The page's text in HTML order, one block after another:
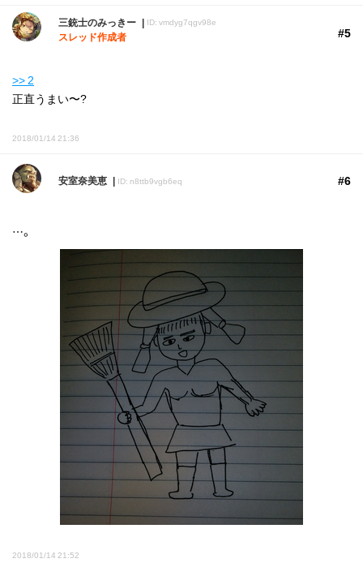
三銃士のみっきー ID: vmdyg7qgv98e
スレッド作成者 #5
>> 2
正直うまい〜?
2018/01/14 21:36
安室奈美恵 ID: n8ttb9vgb6eq #6
…。
2018/01/14 21:52